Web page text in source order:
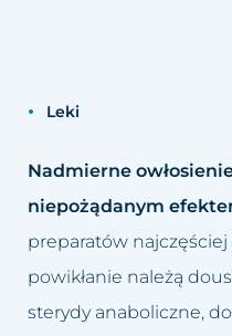
Leki
Nadmierne
niepożądanym
preparatów
powikłanie należą
sterydy anaboliczne,